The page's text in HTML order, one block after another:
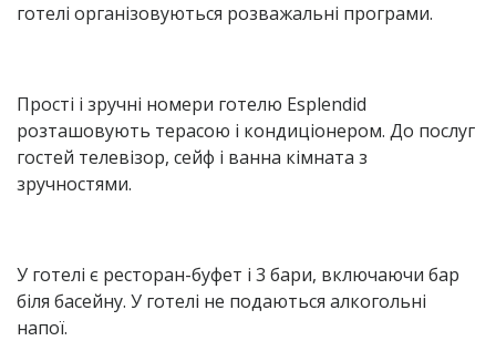
готелі організовуються розважальні програми.
Прості і зручні номери готелю Esplendid
розташовують терасою і кондиціонером. До послуг
гостей телевізор, сейф і ванна кімната з
зручностями.
У готелі є ресторан-буфет і 3 бари, включаючи бар
біля басейну. У готелі не подаються алкогольні
напої.